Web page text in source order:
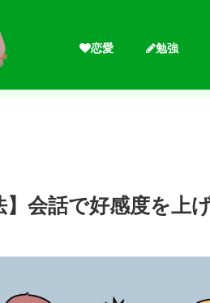
恋愛 勉強
】会話で好感度を上